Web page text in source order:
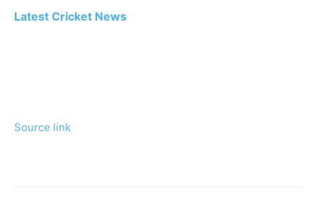
Latest Cricket News
Source link